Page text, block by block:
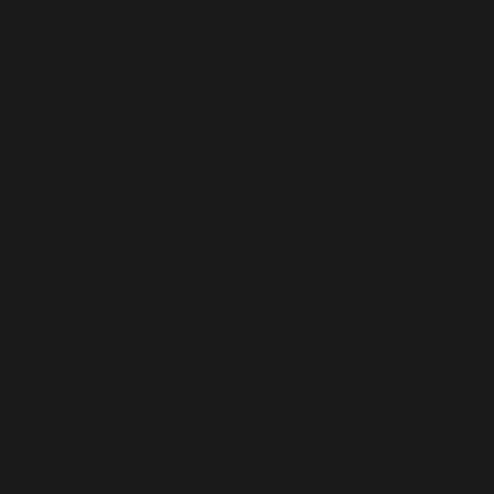
Tullio schreitet selbstsicher mit geschwellter Brust
auf zwei bedeutende Ereignisse für Bari im Jahr
und Armando Perotti im Sterben (Mai 1924)
bei einem Friedhofsbesuch dargestellt, einem
Bereichen und schuf ein Netzwerk, das
Volpi in Bari. In den letzten Jahren seines